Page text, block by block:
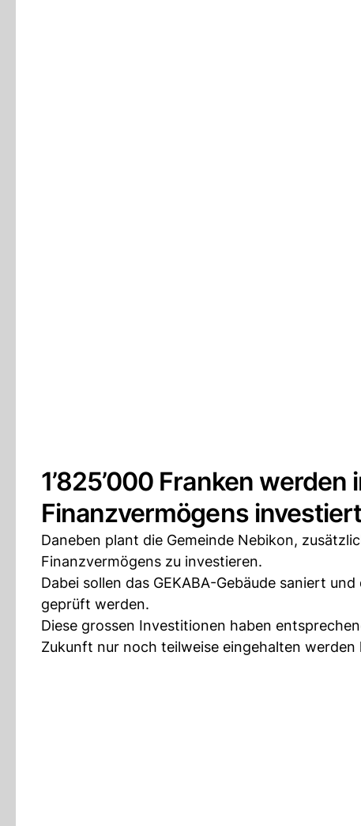
1’825’000 Franken
Finanzvermögens investiert
Daneben plant die Gemeinde Nebikon,
Finanzvermögens zu investieren.
Dabei sollen das GEKABA-Gebäude saniert
geprüft werden.
Diese grossen Investitionen haben
Zukunft nur noch teilweise eingehalten werden